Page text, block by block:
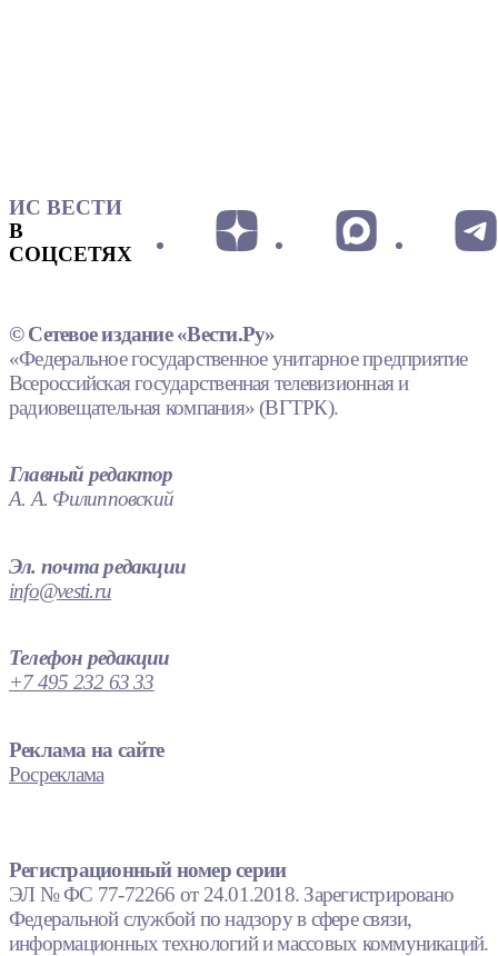
ИС ВЕСТИ
В
СОЦСЕТЯХ
© Сетевое издание «Вести.Ру»
«Федеральное государственное унитарное предприятие
Всероссийская государственная телевизионная и
радиовещательная компания» (ВГТРК).
Главный редактор
А. А. Филипповский
Эл. почта редакции
info@vesti.ru
Телефон редакции
+7 495 232 63 33
Реклама на сайте
Росреклама
Регистрационный номер серии
ЭЛ № ФС 77-72266 от 24.01.2018. Зарегистрировано
Федеральной службой по надзору в сфере связи,
информационных технологий и массовых коммуникаций.